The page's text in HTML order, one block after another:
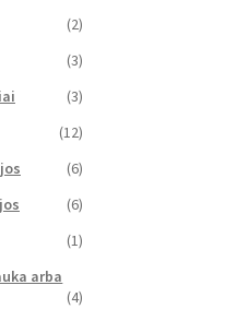
(2)
(3)
(3)
(12)
(6)
(6)
(1)
arba
(4)